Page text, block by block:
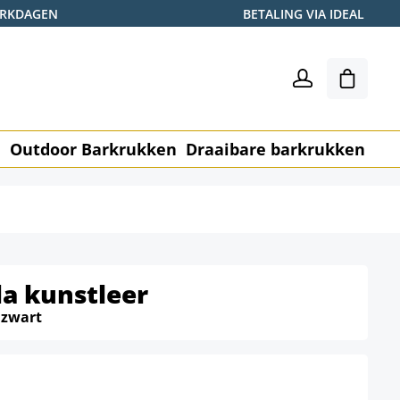
BETALING VIA IDEAL
Outdoor Barkrukken Draaibare barkrukken
kunstleer
zwart